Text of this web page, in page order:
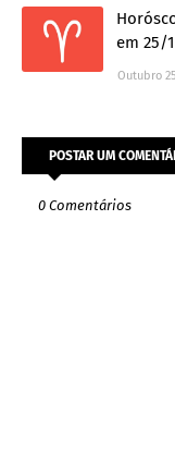
em 25/
Outubro
POSTAR UM
0 Comentários